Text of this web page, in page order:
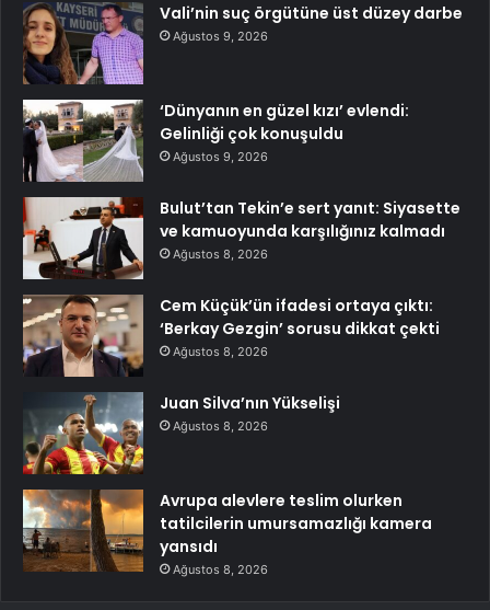
Vali’nin suç örgütüne üst düzey darbe
Ağustos 9, 2026
‘Dünyanın en güzel kızı’ evlendi:
Gelinliği çok konuşuldu
Ağustos 9, 2026
Bulut’tan Tekin’e sert yanıt: Siyasette
ve kamuoyunda karşılığınız kalmadı
Ağustos 8, 2026
Cem Küçük’ün ifadesi ortaya çıktı:
‘Berkay Gezgin’ sorusu dikkat çekti
Ağustos 8, 2026
Juan Silva’nın Yükselişi
Ağustos 8, 2026
Avrupa alevlere teslim olurken
tatilcilerin umursamazlığı kamera
yansıdı
Ağustos 8, 2026